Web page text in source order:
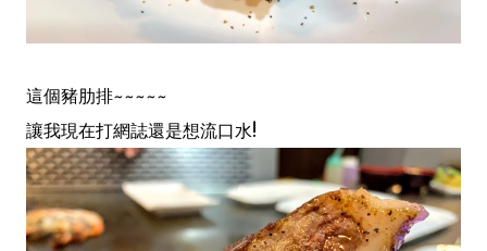
這個豬肋排~~~~~
讓我現在打網誌還是想流口水!